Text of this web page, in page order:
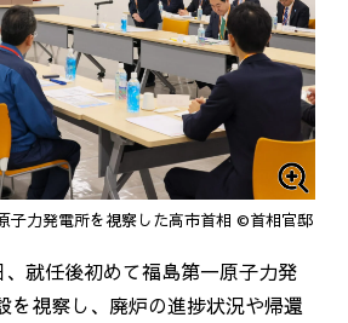
子力発電所を視察した高市首相 ©首相官邸
、就任後初めて福島第一原子力発
を視察し、廃炉の進捗状況や帰還